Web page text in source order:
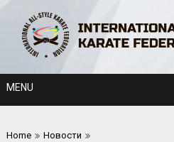
content
MENU
Home
Новости